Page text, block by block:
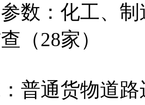
数：化工、
（28家）
普通货物道